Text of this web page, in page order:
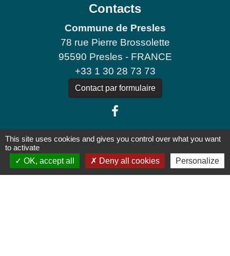
Contacts
Commune de Presles
78 rue Pierre Brossolette
95590 Presles - FRANCE
+33 1 30 28 73 73
Contact par formulaire
Jumelages
This site uses cookies and gives you control over what you want
to activate
OK, accept all
Deny all cookies Personalize